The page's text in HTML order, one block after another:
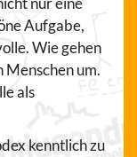
Aufgabe,
Wie gehen
um.
als
kenntlich zu